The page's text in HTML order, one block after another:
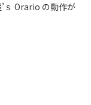
ｓ Orario の動作が